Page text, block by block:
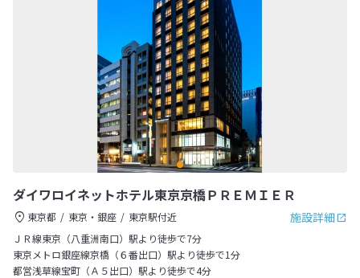
ダイワロイネットホテル東京京橋ＰＲＥＭＩＥＲ
施設詳細
東京都 東京・銀座
東京駅付近
ＪＲ線東京（八重洲南口）駅より徒歩で7分
東京メトロ銀座線京橋（６番出口）駅より徒歩で1分
都営浅草線宝町（Ａ５出口）駅より徒歩で4分